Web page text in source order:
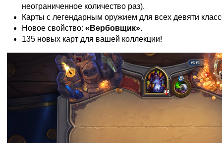
неограниченное количество раз).
Карты с легендарным оружием для всех девяти
Новое свойство: «Вербовщик».
135 новых карт для вашей коллекции!